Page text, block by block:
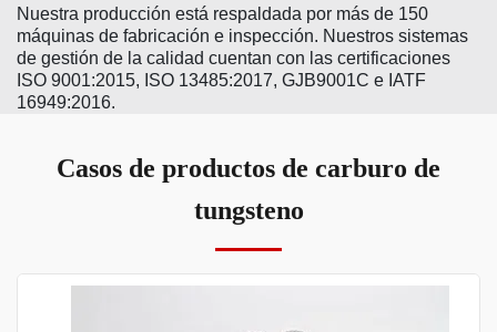
Nuestra producción está respaldada por más de 150
máquinas de fabricación e inspección. Nuestros sistemas
de gestión de la calidad cuentan con las certificaciones
ISO 9001:2015, ISO 13485:2017, GJB9001C e IATF
16949:2016.
Casos de productos de carburo de
tungsteno